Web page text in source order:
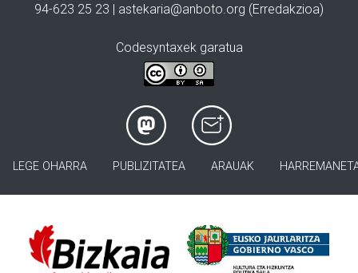
94-623 25 23 | astekaria@anboto.org (Erredakzioa)
Codesyntaxek garatua
LEGE OHARRA PUBLIZITATEA ARAUAK